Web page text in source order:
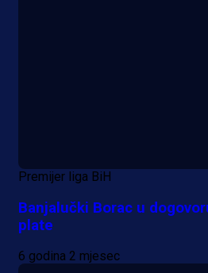
Premijer liga BiH
Banjalučki Borac u
plate
6 godina 2 mjesec